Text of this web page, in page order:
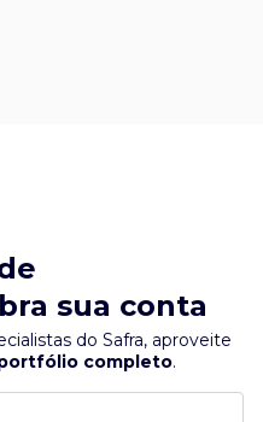
sua conta
do Safra, aproveite
completo.